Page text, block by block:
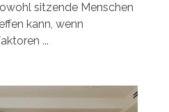
sitzende Menschen
kann, wenn
...